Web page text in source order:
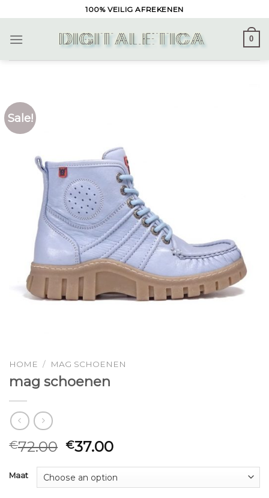
to
content
100% VEILIG AFREKENEN
0
Sale!
HOME / MAG SCHOENEN
mag schoenen
€72.00 €37.00
Maat